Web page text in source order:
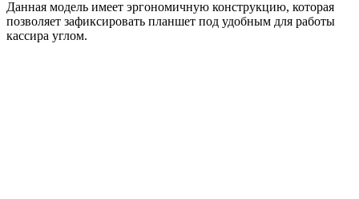
Данная модель имеет эргономичную конструкцию, которая
позволяет зафиксировать планшет под удобным для работы
кассира углом.